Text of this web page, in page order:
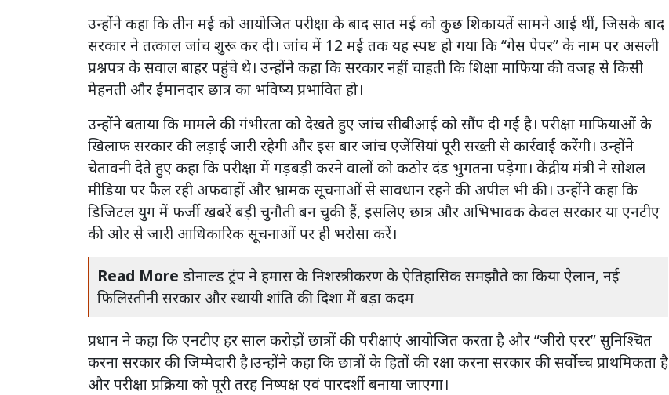
उन्होंने कहा कि तीन मई को आयोजित परीक्षा के बाद सात मई को कुछ शिकायतें सामने आई थीं, जिसके बाद
सरकार ने तत्काल जांच शुरू कर दी। जांच में 12 मई तक यह स्पष्ट हो गया कि “गेस पेपर” के नाम पर असली
प्रश्नपत्र के सवाल बाहर पहुंचे थे। उन्होंने कहा कि सरकार नहीं चाहती कि शिक्षा माफिया की वजह से किसी
मेहनती और ईमानदार छात्र का भविष्य प्रभावित हो।
उन्होंने बताया कि मामले की गंभीरता को देखते हुए जांच सीबीआई को सौंप दी गई है। परीक्षा माफियाओं के
खिलाफ सरकार की लड़ाई जारी रहेगी और इस बार जांच एजेंसियां पूरी सख्ती से कार्रवाई करेंगी। उन्होंने
चेतावनी देते हुए कहा कि परीक्षा में गड़बड़ी करने वालों को कठोर दंड भुगतना पड़ेगा। केंद्रीय मंत्री ने सोशल
मीडिया पर फैल रही अफवाहों और भ्रामक सूचनाओं से सावधान रहने की अपील भी की। उन्होंने कहा कि
डिजिटल युग में फर्जी खबरें बड़ी चुनौती बन चुकी हैं, इसलिए छात्र और अभिभावक केवल सरकार या एनटीए
की ओर से जारी आधिकारिक सूचनाओं पर ही भरोसा करें।
Read More डोनाल्ड ट्रंप ने हमास के निशस्त्रीकरण के ऐतिहासिक समझौते का किया ऐलान, नई
फिलिस्तीनी सरकार और स्थायी शांति की दिशा में बड़ा कदम
प्रधान ने कहा कि एनटीए हर साल करोड़ों छात्रों की परीक्षाएं आयोजित करता है और “जीरो एरर” सुनिश्चित
करना सरकार की जिम्मेदारी है।उन्होंने कहा कि छात्रों के हितों की रक्षा करना सरकार की सर्वोच्च प्राथमिकता है
और परीक्षा प्रक्रिया को पूरी तरह निष्पक्ष एवं पारदर्शी बनाया जाएगा।